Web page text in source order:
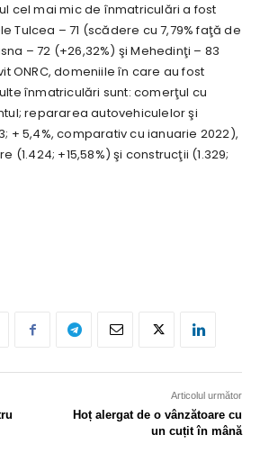
cel mai mic de înmatriculări a fost
Tulcea – 71 (scădere cu 7,79% faţă de
– 72 (+26,32%) şi Mehedinţi – 83
ONRC, domeniile în care au fost
înmatriculări sunt: comerţul cu
repararea autovehiculelor şi
+ 5,4%, comparativ cu ianuarie 2022),
(1.424; +15,58%) şi construcţii (1.329;
Articolul următor
Hoț alergat de o vânzătoare cu
un cuțit în mână